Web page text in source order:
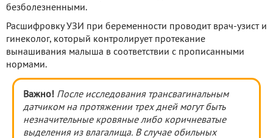
безболезненными.
Расшифровку УЗИ при беременности проводит врач-узист и
гинеколог, который контролирует протекание
вынашивания малыша в соответствии с прописанными
нормами.
Важно! После исследования трансвагинальным
датчиком на протяжении трех дней могут быть
незначительные кровяные либо коричневатые
выделения из влагалища. В случае обильных